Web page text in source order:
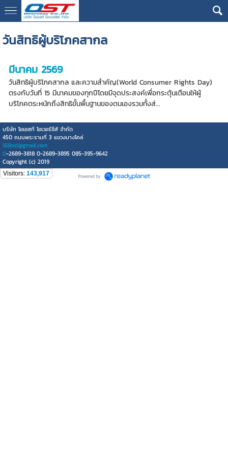
google13076cdc17b3388d
วันสิทธิผู้บริโภคสากล
มีนาคม 2569
วันสิทธิผู้บริโภคสากล และความสำคัญ(World Consumer Rights Day)
ตรงกับวันที่ 15 มีนาคมของทุกปีโดยมีจุดประสงค์เพื่อกระตุ้นเตือนให้ผู้
บริโภคตระหนักถึงสิทธิขั้นพื้นฐานของตนเองรวมทั้งส่...
บริษัท โอเอสที โอเวอร์ซีส์ จำกัด
450 ถนนพระรามที่ 3 แขวงบางโคล่
168ost@gmail.com
0-2689-3818 0-2689-3895 085-395-9642
Copyright (c) 2019
Visitors: 143,917